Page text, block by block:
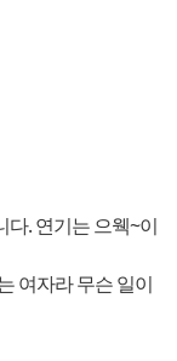
다. 연기는 으웩~이
여자라 무슨 일이